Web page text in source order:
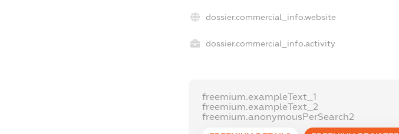
dossier.commercial_info.website
dossier.commercial_info.activity
freemium.exampleText_1
freemium.exampleText_2
freemium.anonymousPerSearch2